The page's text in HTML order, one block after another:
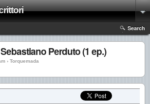
Search
Perduto (1 ep.)
› Torquemada